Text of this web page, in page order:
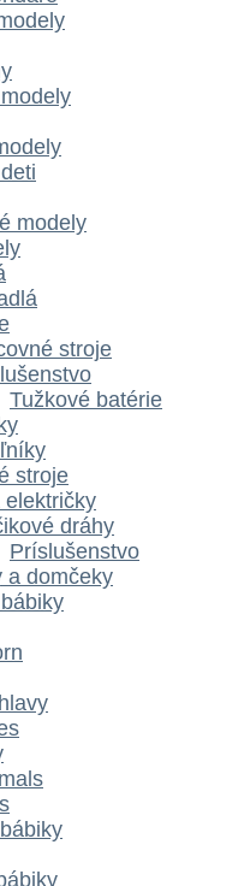
modely
stroje
Tužkové batérie
stroje
električky
dráhy
Príslušenstvo
a domčeky